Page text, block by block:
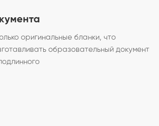
оригинальные бланки, что
образовательный документ